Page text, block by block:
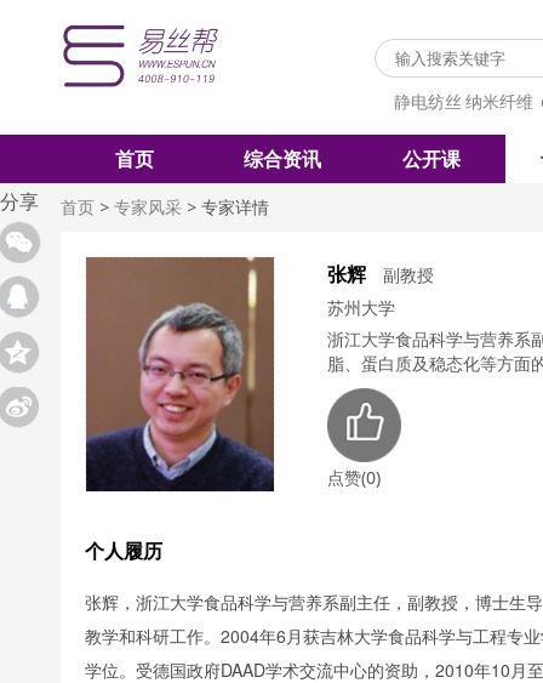
静电纺丝 纳米纤维
首页 综合资讯 公开课
首页 > 专家风采 > 专家详情
张辉
副教授
苏州大学
浙江大学食品科学与营养系
脂、蛋白质及稳态化等方面
点赞(0)
个人履历
张辉 ，浙江大学食品科学与营养系副主任，副教授，博士
教学和科研工作。2004年6月获吉林大学食品科学与工程专
学位。受德国政府DAAD学术交流中心的资助，2010年10
分享